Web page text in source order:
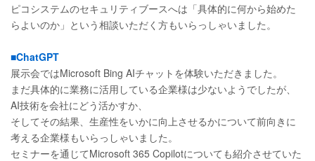
ピコシステムのセキュリティブースへは「具体的に何から始めた
らよいのか」という相談いただく方もいらっしゃいました。
■ChatGPT
展示会ではMicrosoft Bing AIチャットを体験いただきました。
まだ具体的に業務に活用している企業様は少ないようでしたが、
AI技術を会社にどう活かすか、
そしてその結果、生産性をいかに向上させるかについて前向きに
考える企業様もいらっしゃいました。
セミナーを通じてMicrosoft 365 Copilotについても紹介させていた